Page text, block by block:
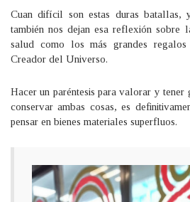
Cuan difícil son estas duras batallas,
también nos dejan esa reflexión sobre
salud como los más grandes
Creador del Universo.
Hacer un paréntesis para valorar y
conservar ambas cosas, es
pensar en bienes materiales superfluos.